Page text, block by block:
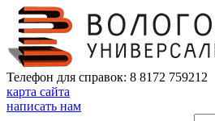
Телефон для справок: 8 8172 759212
карта сайта
написать нам